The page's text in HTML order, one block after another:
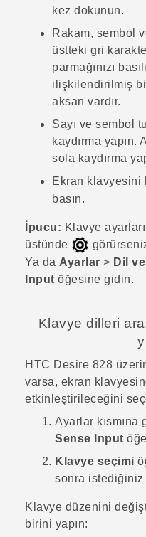
kez dokunun.
Rakam, sembol
üstteki gri
parmağınızı
ilişkilendirilmiş
aksan vardır.
Sayı ve sembol
kaydırma
sola kaydırma
Ekran klavyesini
basın.
İpucu: Klavye
üstünde
Ya da Ayarlar > Dil
Input öğesine gidin.
Klavye dilleri
HTC Desire 828
varsa, ekran
etkinleştirileceğini
Ayarlar kısmına
Sense Input
Klavye seçimi
sonra
Klavye düzenini
birini yapın: